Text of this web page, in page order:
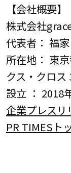
【会社概要】
株式会社
代表者： 福
所在地： 東
クス・クロス
設立 ： 2018
企業プレスリ
PR TIMESト